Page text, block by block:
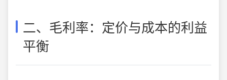
二、毛利率：定价与成本的利益
平衡